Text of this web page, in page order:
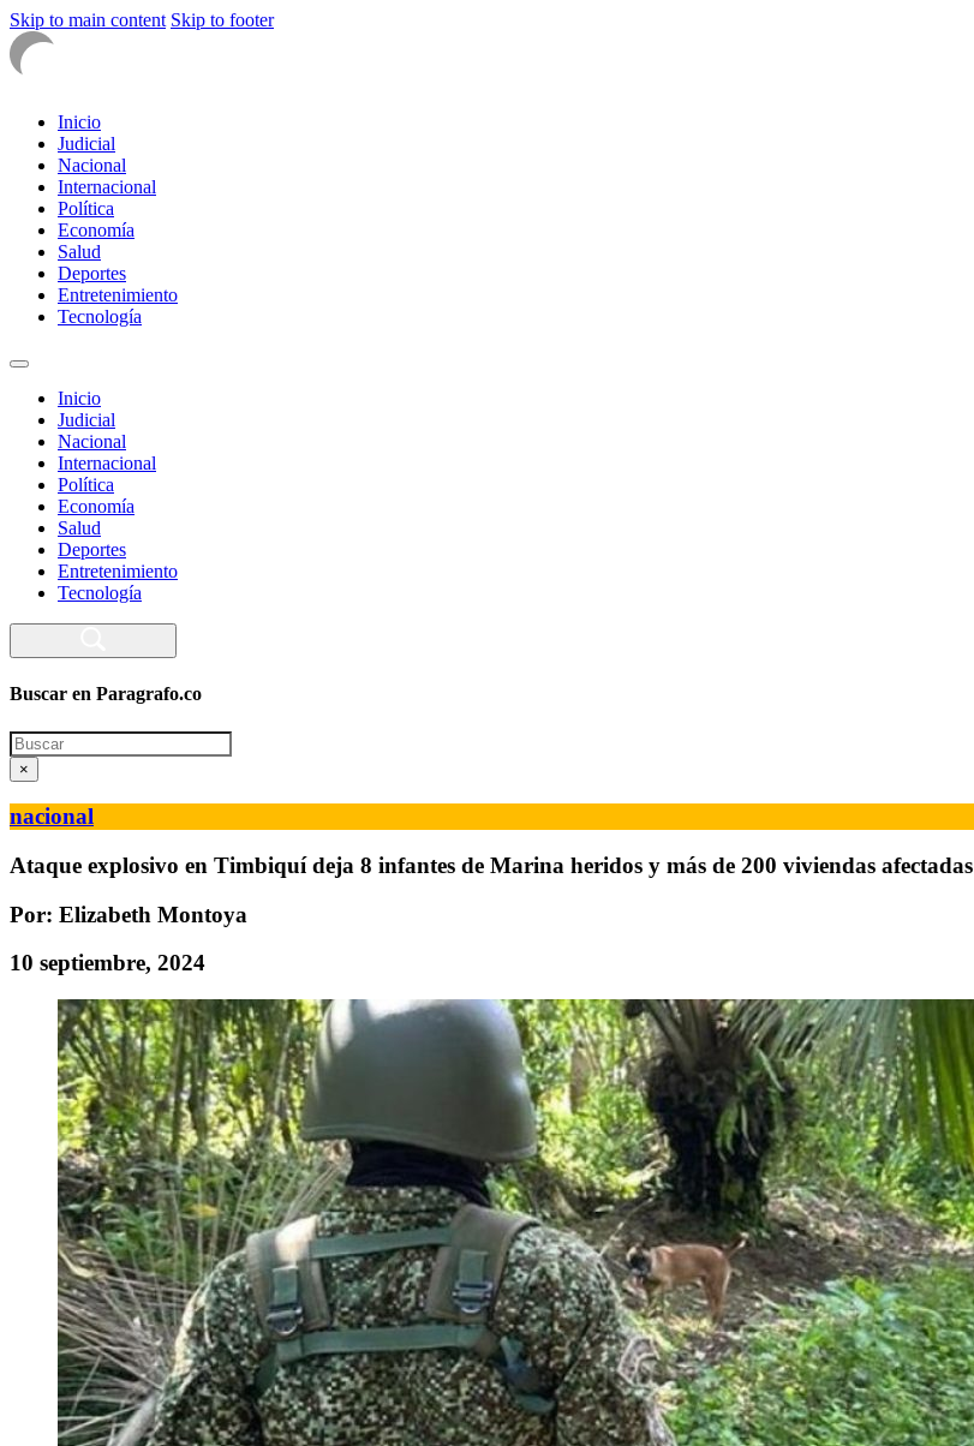
Skip to main content Skip to footer
Inicio
Judicial
Nacional
Internacional
Política
Economía
Salud
Deportes
Entretenimiento
Tecnología
Inicio
Judicial
Nacional
Internacional
Política
Economía
Salud
Deportes
Entretenimiento
Tecnología
Buscar en Paragrafo.co
Search
×
nacional
Ataque explosivo en Timbiquí deja 8 infantes de Marina heridos y más de 200 viviendas afectadas
Por: Elizabeth Montoya
10 septiembre, 2024